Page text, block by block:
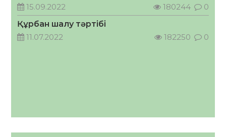
кеңесшісі болып тағайындалды
05.08.2026
48 0
15.09.2022
180244
0
Құрбан шалу тәртібі
11.07.2022
182250 0